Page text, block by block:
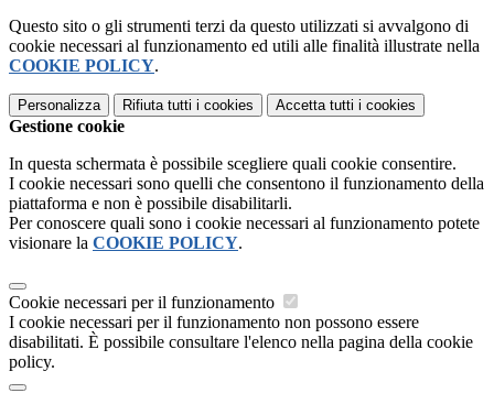
Questo sito o gli strumenti terzi da questo utilizzati si avvalgono di
cookie necessari al funzionamento ed utili alle finalità illustrate nella
COOKIE POLICY.
Personalizza Rifiuta tutti i cookies Accetta tutti i cookies
Gestione cookie
In questa schermata è possibile scegliere quali cookie consentire.
I cookie necessari sono quelli che consentono il funzionamento della
piattaforma e non è possibile disabilitarli.
Per conoscere quali sono i cookie necessari al funzionamento potete
visionare la COOKIE POLICY.
Cookie necessari per il funzionamento
I cookie necessari per il funzionamento non possono essere
disabilitati. È possibile consultare l'elenco nella pagina della cookie
policy.